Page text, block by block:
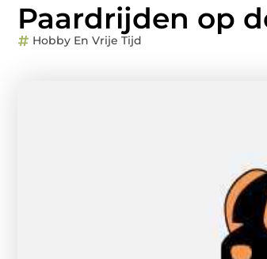
Paardrijden op
Hobby En Vrije Tijd